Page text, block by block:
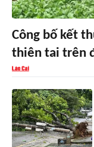
Công bố kết
thiên tai trên